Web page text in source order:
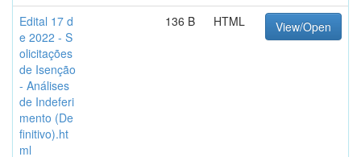
Edital 17 d
e 2022 - S
olicitações
de Isenção
- Análises
de Indeferi
mento (De
finitivo).ht
ml
136 B HTML View/Open